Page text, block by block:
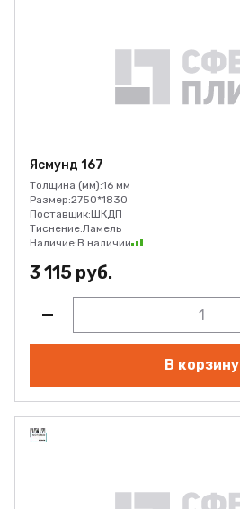
Ясмунд 167
Толщина (мм):16 мм
Размер:2750*1830
Поставщик:ШКДП
Тиснение:Ламель
Наличие:В наличии
3 115 руб.
В корзину